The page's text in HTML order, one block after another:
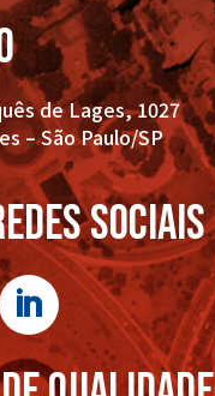
de Lages, 1027
– São Paulo/SP
sociais